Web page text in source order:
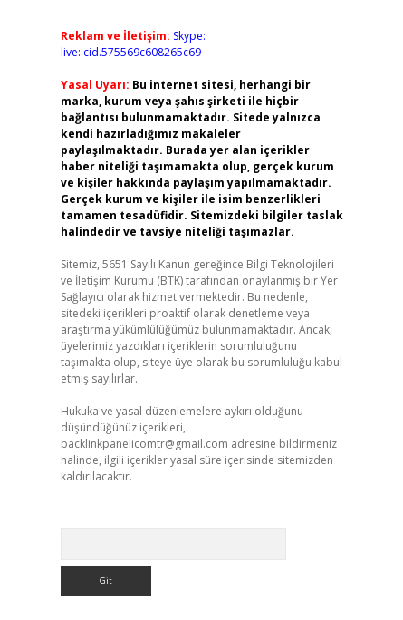
Reklam ve İletişim: Skype:
live:.cid.575569c608265c69
Yasal Uyarı: Bu internet sitesi, herhangi bir
marka, kurum veya şahıs şirketi ile hiçbir
bağlantısı bulunmamaktadır. Sitede yalnızca
kendi hazırladığımız makaleler
paylaşılmaktadır. Burada yer alan içerikler
haber niteliği taşımamakta olup, gerçek kurum
ve kişiler hakkında paylaşım yapılmamaktadır.
Gerçek kurum ve kişiler ile isim benzerlikleri
tamamen tesadüfidir. Sitemizdeki bilgiler taslak
halindedir ve tavsiye niteliği taşımazlar.
Sitemiz, 5651 Sayılı Kanun gereğince Bilgi Teknolojileri
ve İletişim Kurumu (BTK) tarafından onaylanmış bir Yer
Sağlayıcı olarak hizmet vermektedir. Bu nedenle,
sitedeki içerikleri proaktif olarak denetleme veya
araştırma yükümlülüğümüz bulunmamaktadır. Ancak,
üyelerimiz yazdıkları içeriklerin sorumluluğunu
taşımakta olup, siteye üye olarak bu sorumluluğu kabul
etmiş sayılırlar.
Hukuka ve yasal düzenlemelere aykırı olduğunu
düşündüğünüz içerikleri,
backlinkpanelicomtr@gmail.com adresine bildirmeniz
halinde, ilgili içerikler yasal süre içerisinde sitemizden
kaldırılacaktır.